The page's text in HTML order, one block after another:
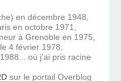
en décembre 1948,
en octobre 1971,
à Grenoble en 1975,
4 février 1978,
où j'ai pris racine
sur le portail Overblog